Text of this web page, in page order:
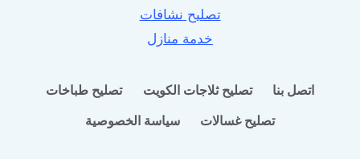
تصليح نشافات
خدمة منازل
اتصل بنا تصليح ثلاجات الكويت
تصليح طباخات
تصليح غسالات
سياسة الخصوصية